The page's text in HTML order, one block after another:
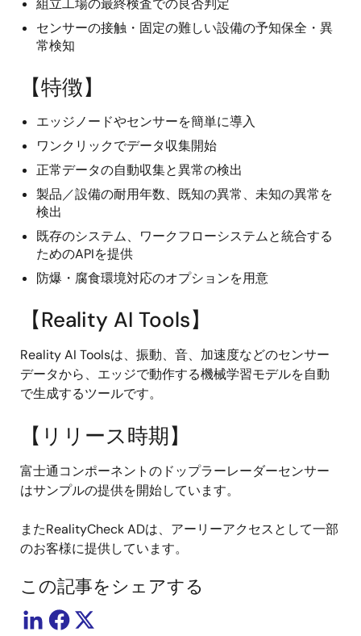
センサーの接触・固定の難しい設備の予知保全・異
常検知
【特徴】
エッジノードやセンサーを簡単に導入
ワンクリックでデータ収集開始
正常データの自動収集と異常の検出
製品／設備の耐用年数、既知の異常、未知の異常を
検出
既存のシステム、ワークフローシステムと統合する
ためのAPIを提供
防爆・腐食環境対応のオプションを用意
【Reality AI Tools】
Reality AI Toolsは、振動、音、加速度などのセンサー
データから、エッジで動作する機械学習モデルを自動
で生成するツールです。
【リリース時期】
富士通コンポーネントのドップラーレーダーセンサー
はサンプルの提供を開始しています。
またRealityCheck ADは、アーリーアクセスとして一部
のお客様に提供しています。
この記事をシェアする